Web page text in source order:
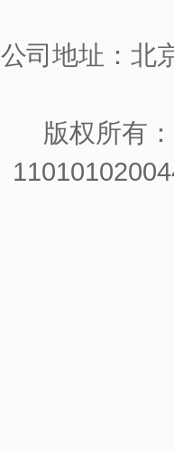
公司地址：北
版权所有